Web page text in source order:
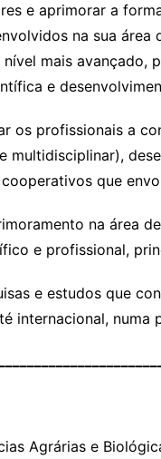
e aprimorar a
na sua
nível mais
e
os profissionais a
multidisciplinar),
que
na área
e profissional,
e estudos que
internacional,
Agrárias e